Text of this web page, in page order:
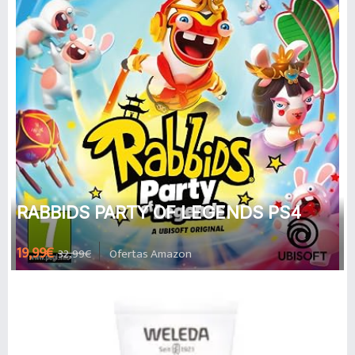
RABBIDS PARTY OF LEGENDS PS4
19,99€ 32,99€ Ofertas Amazon